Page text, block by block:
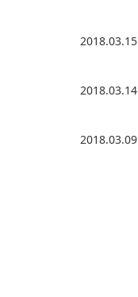
2018.03.15
2018.03.14
2018.03.09